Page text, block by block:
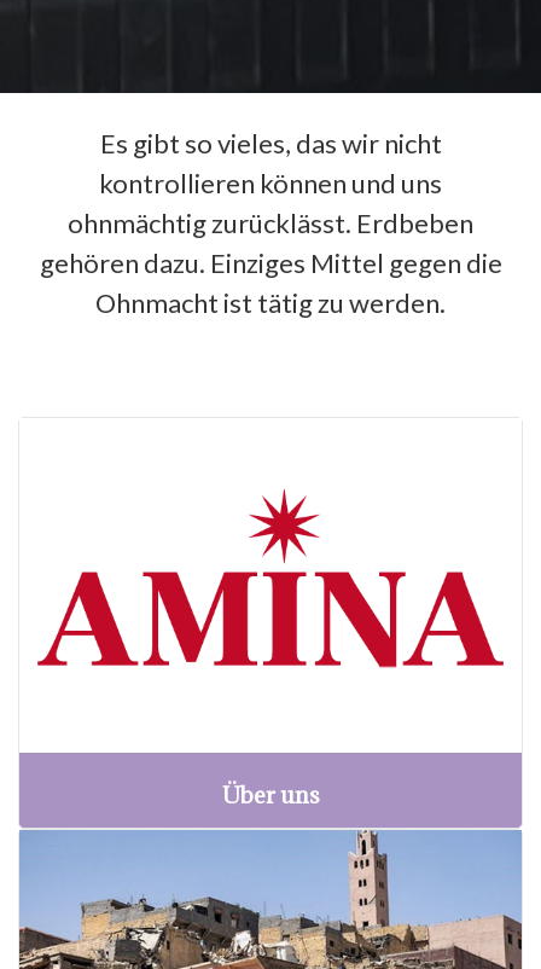
Es gibt so vieles, das wir nicht
kontrollieren können und uns
ohnmächtig zurücklässt. Erdbeben
gehören dazu. Einziges Mittel gegen die
Ohnmacht ist tätig zu werden.
Über uns